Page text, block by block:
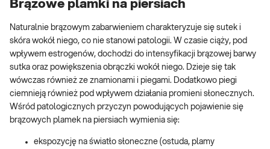
Brązowe plamki na piersiach
Naturalnie brązowym zabarwieniem charakteryzuje się sutek i
skóra wokół niego, co nie stanowi patologii. W czasie ciąży, pod
wpływem estrogenów, dochodzi do intensyfikacji brązowej barwy
sutka oraz powiększenia obrączki wokół niego. Dzieje się tak
wówczas również ze znamionami i piegami. Dodatkowo piegi
ciemnieją również pod wpływem działania promieni słonecznych.
Wśród patologicznych przyczyn powodujących pojawienie się
brązowych plamek na piersiach wymienia się:
ekspozycję na światło słoneczne (ostuda, plamy